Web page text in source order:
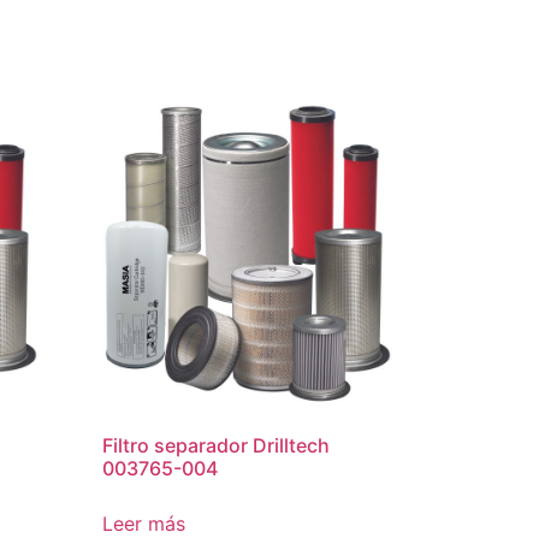
Filtro separador Drilltech
003765-004
Leer más